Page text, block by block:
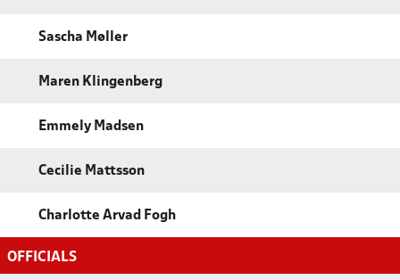
Sascha Møller
Maren Klingenberg
Emmely Madsen
Cecilie Mattsson
Charlotte Arvad Fogh
OFFICIALS